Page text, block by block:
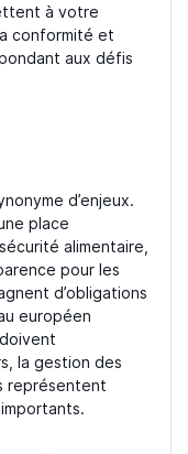
à votre
conformité et
aux défis
d’enjeux.
place
alimentaire,
pour les
d’obligations
européen
la gestion des
représentent